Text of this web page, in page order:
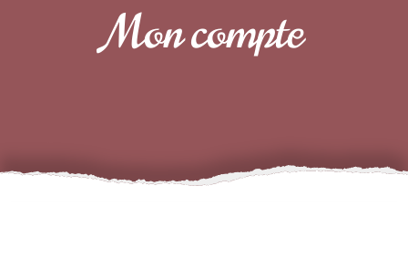
Mon compte